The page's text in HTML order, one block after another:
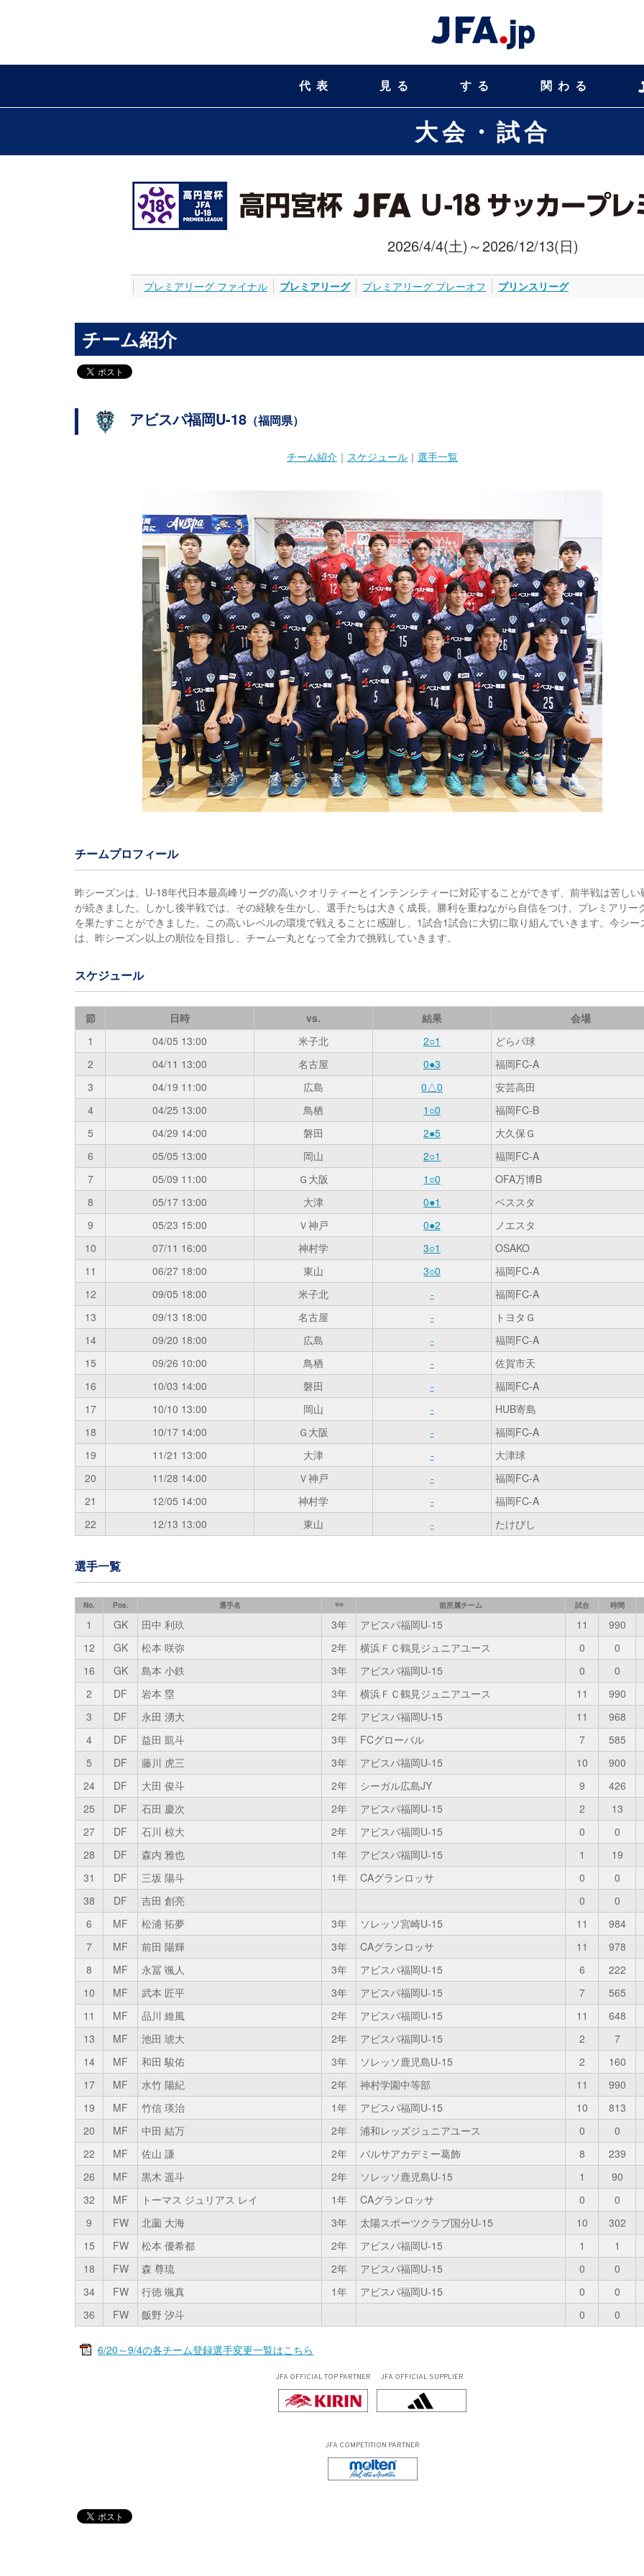
代表 見る する 関わる
大会・試合
2026/4/4(土)～2026/12/13(日)
プレミアリーグ ファイナル プレミアリーグ プレミアリーグ プレーオフ プリンスリーグ
チーム紹介
アビスパ福岡U-18 （福岡県）
チーム紹介 ｜ スケジュール ｜ 選手一覧
チームプロフィール
昨シーズンは、U-18年代日本最高峰リーグの高いクオリティーとインテンシティーに対応することができず、前半戦は苦しい
が続きました。しかし後半戦では、その経験を生かし、選手たちは大きく成長。勝利を重ねながら自信をつけ、プレミアリー
を果たすことができました。この高いレベルの環境で戦えることに感謝し、1試合1試合に大切に取り組んでいきます。今シー
は、昨シーズン以上の順位を目指し、チーム一丸となって全力で挑戦していきます。
スケジュール
節 日時 vs. 結果
会場
1
04/05 13:00 米子北 2○1
どらパ球
2
04/11 13:00 名古屋 0●3
福岡FC-A
3
04/19 11:00 広島 0△0
安芸高田
4
04/25 13:00 鳥栖 1○0
福岡FC-B
5
04/29 14:00 磐田 2●5
大久保Ｇ
6
05/05 13:00 岡山 2○1
福岡FC-A
7
05/09 11:00 Ｇ大阪 1○0
OFA万博B
8
05/17 13:00 大津 0●1
ベススタ
9
05/23 15:00 Ｖ神戸 0●2
ノエスタ
10
07/11 16:00 神村学 3○1
OSAKO
11
06/27 18:00 東山 3○0
福岡FC-A
12
09/05 18:00 米子北 -
福岡FC-A
13
09/13 18:00 名古屋 -
トヨタＧ
14
09/20 18:00 広島 -
福岡FC-A
15
09/26 10:00 鳥栖 -
佐賀市天
16
10/03 14:00 磐田 -
福岡FC-A
17
10/10 13:00 岡山 -
HUB寄島
18
10/17 14:00 Ｇ大阪 -
福岡FC-A
19
11/21 13:00 大津 -
大津球
20
11/28 14:00 Ｖ神戸 -
福岡FC-A
21
12/05 14:00 神村学 -
福岡FC-A
22
12/13 13:00 東山 - たけびし
選手一覧
No. Pos. 選手名 学年 前所属チーム 試合 時間
1 GK 田中 利玖 3年 アビスパ福岡U-15 11 990
12
GK 松本 咲弥 2年 横浜ＦＣ鶴見ジュニアユース 0 0
16
GK 島本 小鉄 3年 アビスパ福岡U-15 0 0
2
DF 岩本 塁 3年 横浜ＦＣ鶴見ジュニアユース 11 990
3
DF 永田 湧大 2年 アビスパ福岡U-15 11 968
4
DF 益田 凱斗 3年 FCグローバル 7 585
5
DF 藤川 虎三 3年 アビスパ福岡U-15 10 900
24
DF 大田 俊斗 2年 シーガル広島JY 9 426
25
DF 石田 慶次 2年 アビスパ福岡U-15 2 13
27
DF 石川 椋大 2年 アビスパ福岡U-15 0 0
28
DF 森内 雅也 1年 アビスパ福岡U-15 1 19
31
DF 三坂 陽斗 1年 CAグランロッサ 0 0
38
DF 吉田 創亮 0 0
6
MF 松浦 拓夢 3年 ソレッソ宮崎U-15 11 984
7
MF 前田 陽輝 3年 CAグランロッサ 11 978
8
MF 永冨 颯人 3年 アビスパ福岡U-15 6 222
10
MF 武本 匠平 3年 アビスパ福岡U-15 7 565
11
MF 品川 維風 2年 アビスパ福岡U-15 11 648
13
MF 池田 琥大 2年 アビスパ福岡U-15 2 7
14
MF 和田 駿佑 3年 ソレッソ鹿児島U-15 2 160
17
MF 水竹 陽紀 2年 神村学園中等部 11 990
19
MF 竹信 瑛治 1年 アビスパ福岡U-15 10 813
20
MF 中田 結万 2年 浦和レッズジュニアユース 0 0
22
MF 佐山 謙 2年 バルサアカデミー葛飾 8 239
26
MF 黒木 遥斗 2年 ソレッソ鹿児島U-15 1 90
32
MF トーマス ジュリアス レイ 1年 CAグランロッサ 0 0
9
FW 北薗 大海 3年 太陽スポーツクラブ国分U-15 10 302
15
FW 松本 優希都 2年 アビスパ福岡U-15 1 1
18
FW 森 尊琉 2年 アビスパ福岡U-15 0 0
34
FW 行徳 颯真 1年 アビスパ福岡U-15 0 0
36
FW 飯野 汐斗 0 0
6/20～9/4の各チーム登録選手変更一覧はこちら
JFA OFFICIALTOP PARTNER JFA OFFICIAL SUPPLIER
JFA COMPETITION PARTNER